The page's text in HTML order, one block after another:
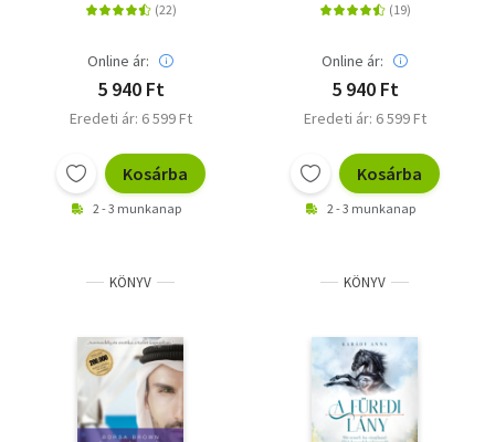
Online ár:
5 940 Ft
Eredeti ár: 6 599 Ft
Kosárba
2 - 3 munkanap
Online ár:
5 940 Ft
Eredeti ár: 6 599 Ft
Kosárba
2 - 3 munkanap
KÖNYV KÖNYV